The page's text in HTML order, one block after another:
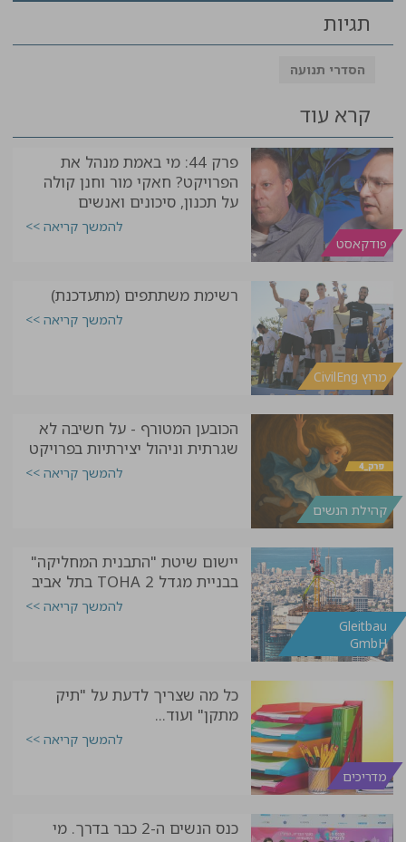
תגיות
הסדרי תנועה
קרא עוד
פודקאסט
פרק 44: מי באמת מנהל את
הפרויקט? חאקי מור וחנן קולה
על תכנון, סיכונים ואנשים
להמשך קריאה >>
מרוץ CivilEng
רשימת משתתפים (מתעדכנת)
להמשך קריאה >>
קהילת הנשים
הכובען המטורף - על חשיבה לא
שגרתית וניהול יצירתיות בפרויקט
להמשך קריאה >>
Gleitbau
GmbH
יישום שיטת "התבנית המחליקה"
בבניית מגדל TOHA 2 בתל אביב
להמשך קריאה >>
מדריכים
כל מה שצריך לדעת על "תיק
מתקן" ועוד...
להמשך קריאה >>
כנס הנשים ה-2 כבר בדרך. מי